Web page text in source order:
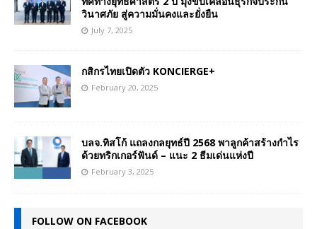
วินาศภัย สู่ความมั่นคงและยั่งยืน
July 7, 2025
กสิกรไทยเปิดตัว KONCIERGE+
February 20, 2025
บลจ.ทิสโก้ แถลงกลยุทธ์ปี 2568 พาลูกค้าสร้างกำไร
ด้วยทริกเกอร์ฟันด์ – แนะ 2 ธีมเด่นแห่งปี
February 3, 2025
FOLLOW ON FACEBOOK